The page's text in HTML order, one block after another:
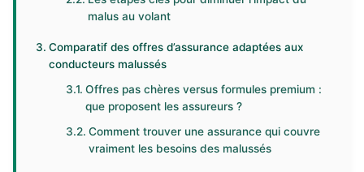
malus au volant
Comparatif des offres d’assurance adaptées aux
conducteurs malussés
Offres pas chères versus formules premium :
que proposent les assureurs ?
Comment trouver une assurance qui couvre
vraiment les besoins des malussés